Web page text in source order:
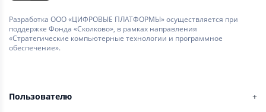
Разработка ООО «ЦИФРОВЫЕ ПЛАТФОРМЫ» осуществляется при
поддержке Фонда «Сколково», в рамках направления
«Стратегические компьютерные технологии и программное
обеспечение».
Пользователю